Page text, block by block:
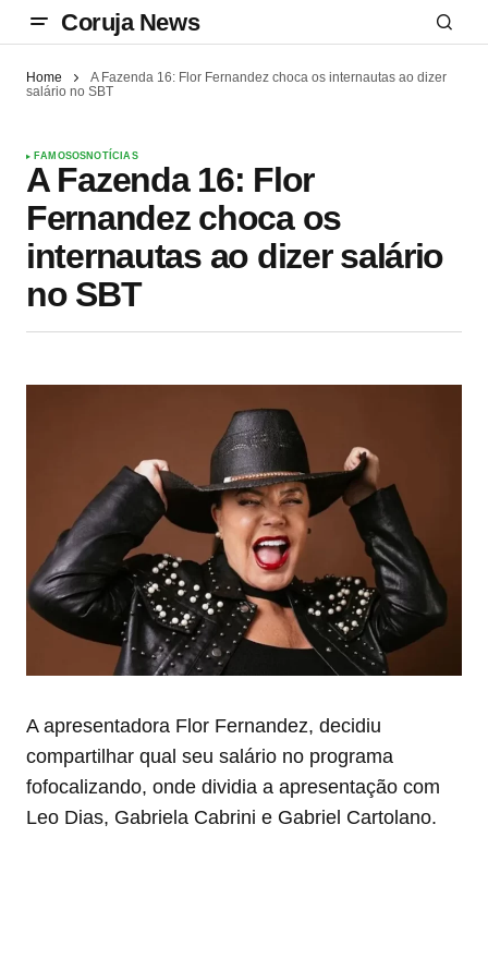
Coruja News
Home
A Fazenda 16: Flor Fernandez choca os internautas ao dizer
salário no SBT
FAMOSOSNOTÍCIAS
A Fazenda 16: Flor
Fernandez choca os
internautas ao dizer salário
no SBT
A apresentadora Flor Fernandez, decidiu
compartilhar qual seu salário no programa
fofocalizando, onde dividia a apresentação com
Leo Dias, Gabriela Cabrini e Gabriel Cartolano.